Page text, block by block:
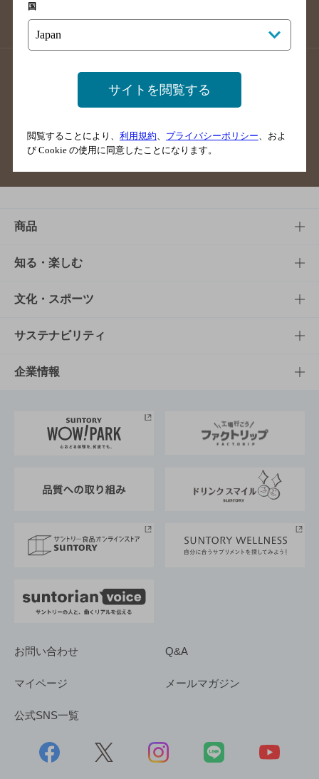
沖縄県のバー検索
店舗登録方法のご案内
店舗情報更新方法のご案内
掲載店舗様ログイン
ご意見・ご感想
商品
商品TOP
商品一覧
商品発売情報
栄養成分一覧
知る・楽しむ
知る・楽しむTOP
キャンペーン
工場見学
地域情報
文化・スポーツ
文化・スポーツTOP
サントリーホール
サントリーサンバーズ大阪
サステナビリティ
サステナビリティTOP
サントリーが考えるサステナビリティ経営
企業情報
企業概要
採用情報
お問い合わせ Q&A
マイページ メールマガジン
公式SNS一覧
国
サイトを閲覧する
閲覧することにより、 利用規約 プライバシーポリシー 、およ
び Cookie の使用に同意したことになります。